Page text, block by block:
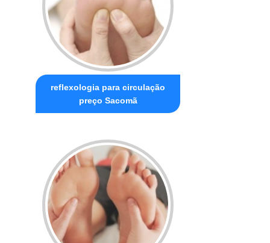
reflexologia para circulação
preço Sacomã